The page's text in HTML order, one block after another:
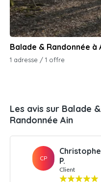
Balade & Randonnée à
1 adresse / 1 offre
Les avis sur Balade &
Randonnée Ain
CP
Christophe
P.
Client